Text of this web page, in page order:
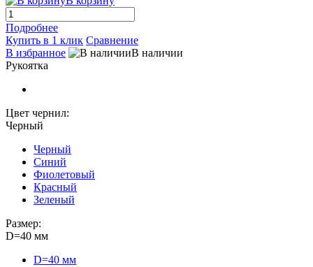
Подробнее
Купить в 1 клик Сравнение
В избранное
В наличии
Рукоятка
Цвет чернил:
Черный
Черный
Синий
Фиолетовый
Красный
Зеленый
Размер:
D=40 мм
D=40 мм